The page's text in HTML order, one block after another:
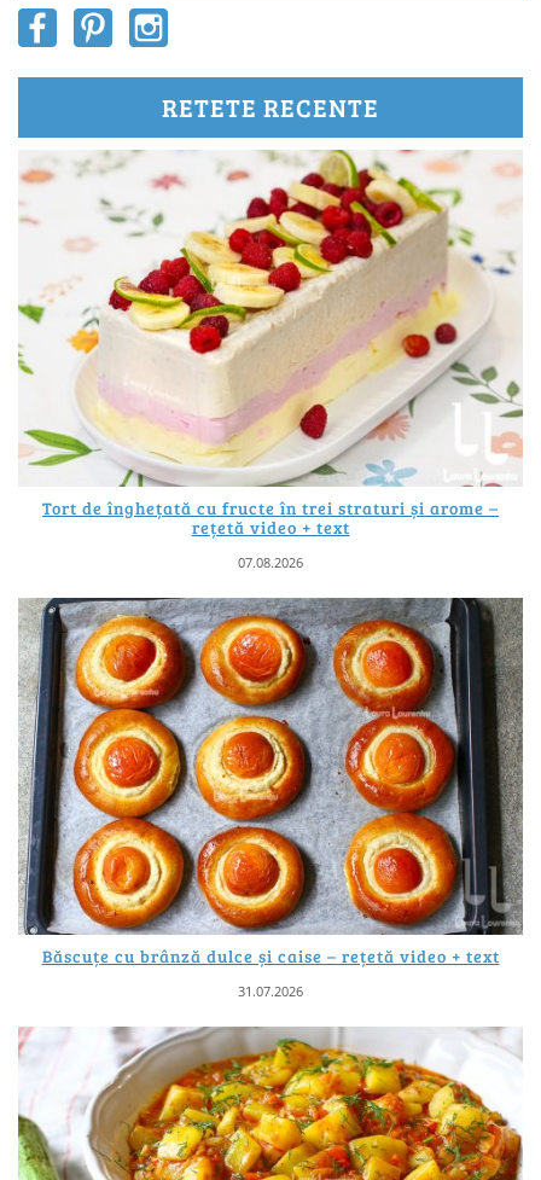
RETETE RECENTE
Tort de înghețată cu fructe în trei straturi și arome –
rețetă video + text
07.08.2026
Băscuțe cu brânză dulce și caise – rețetă video + text
31.07.2026